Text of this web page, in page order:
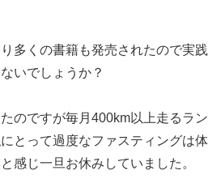
多くの書籍も発売されたので実践
いでしょうか？
のですが毎月400km以上走るラン
とって過度なファスティングは体
感じ一旦お休みしていました。